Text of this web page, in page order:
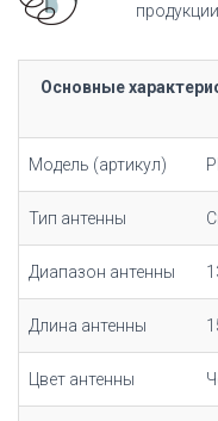
Основные
Модель (артикул)
Тип антенны
Диапазон антенны
Длина антенны
Цвет антенны